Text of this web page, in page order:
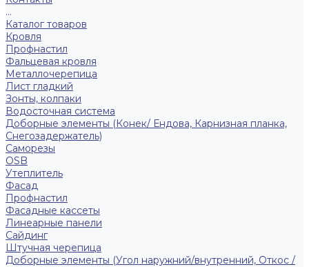
...
Каталог товаров
Кровля
Профнастил
Фальцевая кровля
Металлочерепица
Лист гладкий
Зонты, колпаки
Водосточная система
Доборные элементы (Конек/ Ендова, Карнизная планка,
Снегозадержатель)
Саморезы
ОSB
Утеплитель
Фасад
Профнастил
Фасадные кассеты
Линеарные панели
Сайдинг
Штучная черепица
Доборные элементы (Угол наружний/внутренний, Откос /